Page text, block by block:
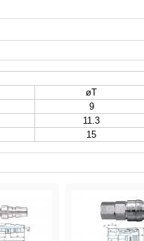
øT
9
11.3
15